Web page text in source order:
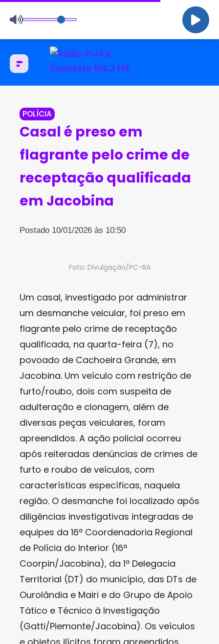
POLÍCIA
Casal é preso em
flagrante pelo crime de
receptação qualificada
em Jacobina
Postado 10/01/2026 às 10:50
Foto: Divulgação/PC-BA
Um casal, investigado por administrar
um desmanche veicular, foi preso em
flagrante pelo crime de receptação
qualificada, na quarta-feira (7), no
povoado de Cachoeira Grande, em
Jacobina. Um veículo com restrição de
furto/roubo, dois com suspeita de
adulteração e clonagem, além de
diversas peças veiculares, foram
apreendidos. A ação policial ocorreu
após reiteradas denúncias de crimes de
furto e roubo de veículos, com
características específicas, naquela
região. O desmanche foi localizado após
diligências investigativas integradas de
equipes da 16ª Coordenadoria Regional
de Polícia do Interior (16ª
Coorpin/Jacobina), da 1ª Delegacia
Territorial (DT) do município, das DTs de
Ourolândia e Mairi e do Grupo de Apoio
Tático e Técnico à Investigação
(Gatti/Piemonte/Jacobina). Os veículos